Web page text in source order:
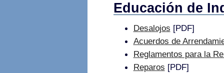
Educación de
Desalojos [PDF]
Acuerdos de
Reglamentos para la
Reparos [PDF]